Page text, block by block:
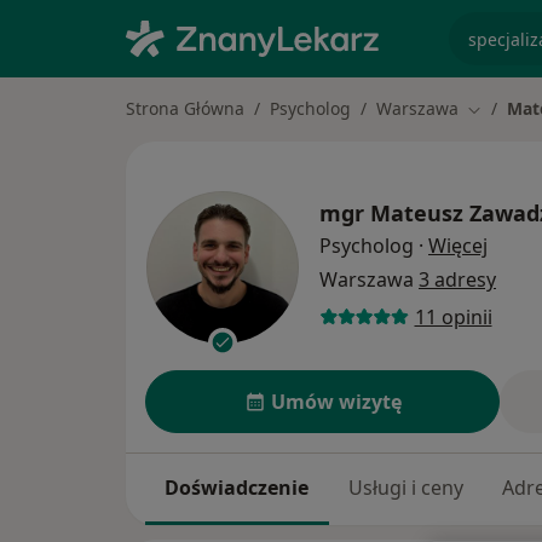
Strona Główna Psycholog Warszawa Zmień
mgr Mateusz
Psycholog · Więcej
Warszawa 3 adresy
11 opinii
Umów wizytę
Doświadczenie Usługi i ceny